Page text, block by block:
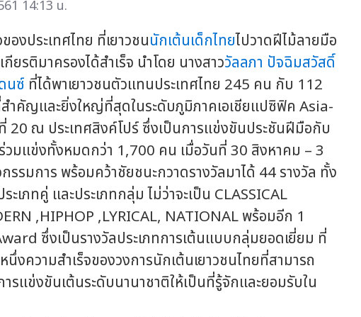
14:13 น.
ประเทศไทย ที่เยาวชนนักเต้นเด็กไทยไปวาดฝีไม้ลายมือ
ยรติมาครองได้สำเร็จ นำโดย นางสาววัลลภา ปัจฉิมสวัสดิ์
นซ์ ที่ได้พาเยาวชนตัวแทนประเทศไทย 245 คน กับ 112
ำคัญและยิ่งใหญ่ที่สุดในระดับภูมิภาคเอเชียแปซิฟิค Asia-
ณ ประเทศสิงค์โปร์ ซึ่งเป็นการแข่งขันประชันฝีมือกับ
วมแข่งทั้งหมดกว่า 1,700 คน เมื่อวันที่ 30 สิงหาคม – 3
รมการ พร้อมคว้าชัยชนะกวาดรางวัลมาได้ 44 รางวัล ทั้ง
เภทคู่ และประเภทกลุ่ม ไม่ว่าจะเป็น CLASSICAL
,HIPHOP ,LYRICAL, NATIONAL พร้อมอีก 1
ซึ่งเป็นรางวัลประเภทการเต้นแบบกลุ่มยอดเยี่ยม ที่
ความสำเร็จของวงการนักเต้นเยาวชนไทยที่สามารถ
รแข่งขันเต้นระดับนานาชาติให้เป็นที่รู้จักและยอมรับใน